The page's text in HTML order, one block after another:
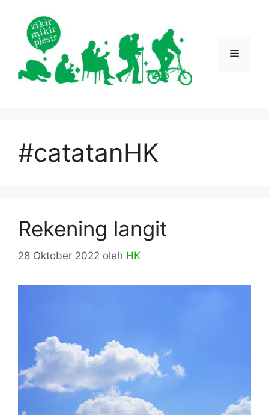
Menu
#catatanHK
Rekening langit
28 Oktober 2022 oleh HK